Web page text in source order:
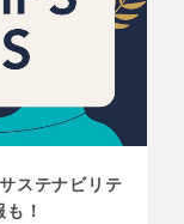
ステナビリテ
！